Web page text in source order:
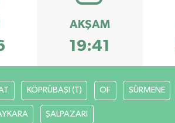
AKŞAM
19:41
KÖPRÜBAŞI (T) OF SÜRMENE
ŞALPAZARI